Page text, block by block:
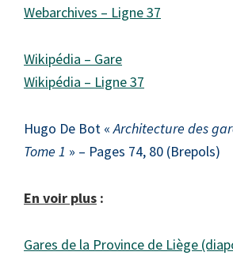
Webarchives – Ligne 37
Wikipédia – Gare
Wikipédia – Ligne 37
Hugo De Bot «Architecture des
Tome 1 » – Pages 74, 80 (Brepols)
En voir plus :
Gares de la Province de Liège